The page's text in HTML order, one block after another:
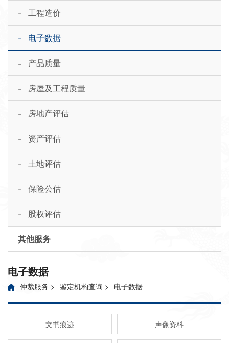
- 工程造价
- 电子数据
- 产品质量
- 房屋及工程质量
- 房地产评估
- 资产评估
- 土地评估
- 保险公估
- 股权评估
其他服务
电子数据
仲裁服务 > 鉴定机构查询 > 电子数据
文书痕迹 声像资料